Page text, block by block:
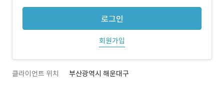
로그인
회원가입
클라이언트 위치 부산광역시 해운대구